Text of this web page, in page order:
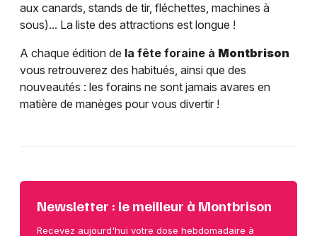
aux canards, stands de tir, fléchettes, machines à
sous)... La liste des attractions est longue !
A chaque édition de la fête foraine à Montbrison
vous retrouverez des habitués, ainsi que des
nouveautés : les forains ne sont jamais avares en
matière de manèges pour vous divertir !
Newsletter : le meilleur à Montbrison
Recevez aujourd'hui votre dose hebdomadaire à